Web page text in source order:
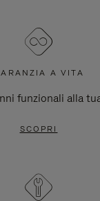
A VITA
funzionali alla
SCOPRI